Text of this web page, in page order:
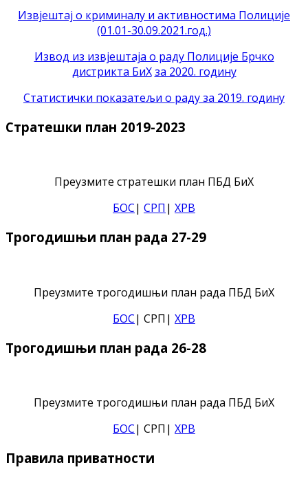
Извјештај о криминалу и активностима Полиције
(01.01-30.09.2021.год.)
Извод из извјештаја о раду Полиције Брчко
дистрикта БиХ за 2020. годину
Статистички показатељи о раду за 2019. годину
Стратешки план 2019-2023
Преузмите стратешки план ПБД БиХ
БОС| СРП | ХРВ
Трогодишњи план рада 27-29
Преузмите трогодишњи план рада ПБД БиХ
БОС| СРП| ХРВ
Трогодишњи план рада 26-28
Преузмите трогодишњи план рада ПБД БиХ
БОС| СРП| ХРВ
Правила приватности